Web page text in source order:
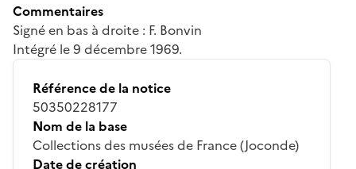
Commentaires
Signé en bas à droite : F. Bonvin
Intégré le 9 décembre 1969.
Référence de la notice
50350228177
Nom de la base
Collections des musées de France (Joconde)
Date de création